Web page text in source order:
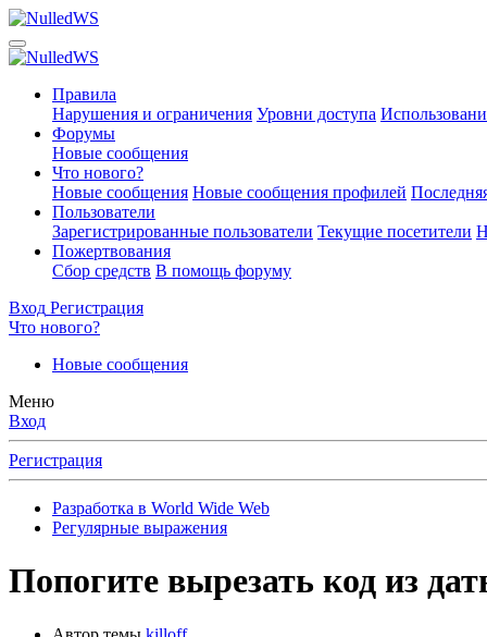
Правила
Нарушения и ограничения Уровни доступа
Форумы
Новые сообщения
Что нового?
Новые сообщения Новые сообщения профилей
Пользователи
Зарегистрированные пользователи Текущие посетители
Пожертвования
Сбор средств В помощь форуму
Вход Регистрация
Что нового?
Новые сообщения
Меню
Вход
Регистрация
Разработка в World Wide Web
Регулярные выражения
Попогите вырезать код из